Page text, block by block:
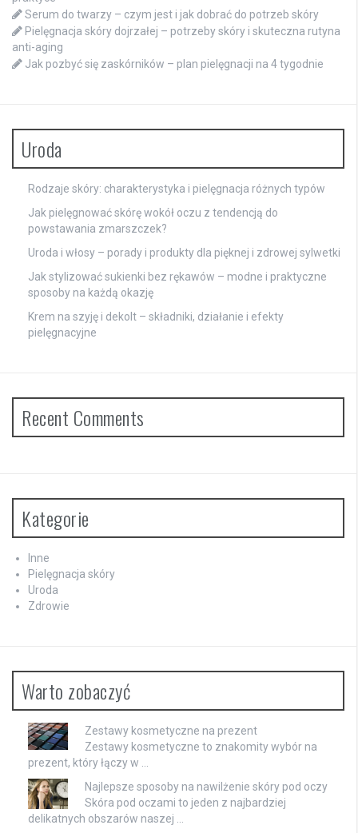
Serum do twarzy – czym jest i jak dobrać do potrzeb skóry
Pielęgnacja skóry dojrzałej – potrzeby skóry i skuteczna rutyna
anti-aging
Jak pozbyć się zaskórników – plan pielęgnacji na 4 tygodnie
Uroda
Rodzaje skóry: charakterystyka i pielęgnacja różnych typów
Jak pielęgnować skórę wokół oczu z tendencją do
powstawania zmarszczek?
Uroda i włosy – porady i produkty dla pięknej i zdrowej sylwetki
Jak stylizować sukienki bez rękawów – modne i praktyczne
sposoby na każdą okazję
Krem na szyję i dekolt – składniki, działanie i efekty
pielęgnacyjne
Recent Comments
Kategorie
Inne
Pielęgnacja skóry
Uroda
Zdrowie
Warto zobaczyć
Zestawy kosmetyczne na prezent
Zestawy kosmetyczne to znakomity wybór na
prezent, który łączy w …
Najlepsze sposoby na nawilżenie skóry pod oczy
Skóra pod oczami to jeden z najbardziej
delikatnych obszarów naszej …